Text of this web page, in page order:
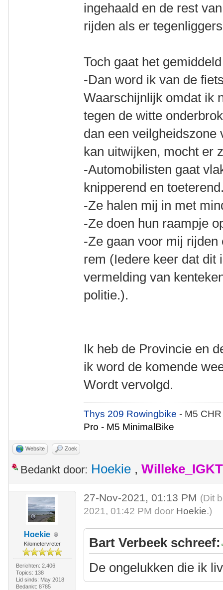
ingehaald en de rest
rijden als er
Toch gaat het
-Dan word ik van de
Waarschijnlijk omdat ik
tegen de witte
dan een
kan uitwijken, mocht er
-Automobilisten gaat
knipperend en
-Ze halen mij in met
-Ze doen hun raampje
-Ze gaan voor mij
rem (Iedere keer dat dit
vermelding van
politie.).
Ik heb de Provincie en
ik word de komende
Wordt vervolgd.
Thys 209 Rowingbike- M5
Pro - M5 MinimalBike
Website Zoek
Bedankt door: Hoekie , Willeke_IGKT
Hoekie
Kilometervreter
Berichten: 2.406
Topics: 138
Lid sinds: May 2018
Bedankt: 8785
27-Nov-2021, 01:13 PM (Dit
2021, 01:42 PM door Hoekie.)
Bart Verbeek schreef:
De ongelukken die ik